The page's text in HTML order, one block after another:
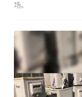
场。